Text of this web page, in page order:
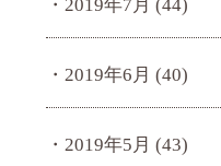
2019年7月 (44)
2019年6月 (40)
2019年5月 (43)